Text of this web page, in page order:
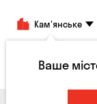
Кам'янське
Всі товари
Ваше